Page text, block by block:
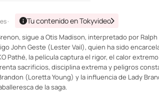
· Tu contenido en Tokyvideo
sigue a Otis Madison, interpretado por
John Geste (Lester Vail), quien ha sido
Pathé, la película captura el rigor, el calor
sacrificios, disciplina extrema y peligros
(Loretta Young) y la influencia de Lady
de la saga.